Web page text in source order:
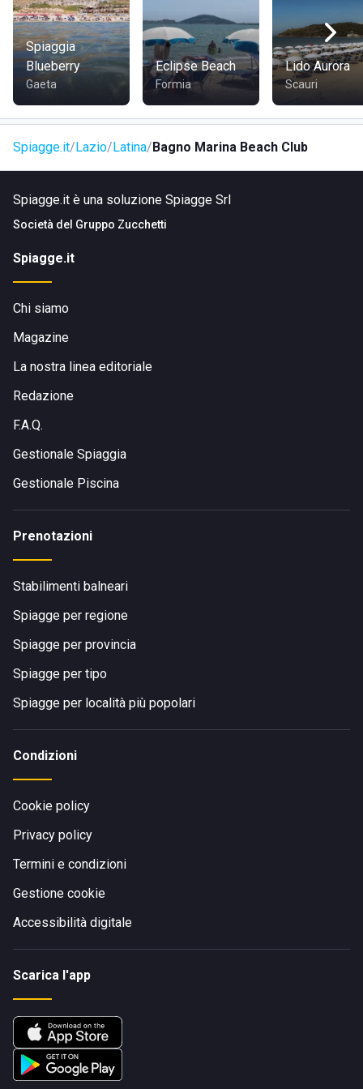
caratterizzato da rocce vulcaniche e un ambiente naturale
unico, ideale per escursioni nei parchi e riserve naturali
lungo la costa laziale.
COME RAGGIUNGERE BAGNO MARINA BEACH CLUB
È facilmente raggiungibile dalle strutture turistiche della
Spiaggia
Blueberry
Gaeta
Eclipse Beach
Formia
Lido Aurora
Scauri
Spiagge.it Lazio Latina Bagno Marina Beach Club
Spiagge.it è una soluzione Spiagge Srl
Società del Gruppo Zucchetti
Spiagge.it
Chi siamo
Magazine
La nostra linea editoriale
Redazione
F.A.Q.
Gestionale Spiaggia
Gestionale Piscina
Prenotazioni
Stabilimenti balneari
Spiagge per regione
Spiagge per provincia
Spiagge per tipo
Spiagge per località più popolari
Condizioni
Cookie policy
Privacy policy
Termini e condizioni
Gestione cookie
Accessibilità digitale
Scarica l'app